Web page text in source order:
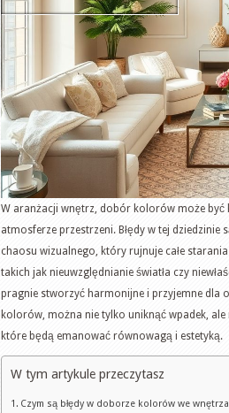
W aranżacji wnętrz, dobór kolorów może być
atmosferze przestrzeni. Błędy w tej
chaosu wizualnego, który rujnuje całe
takich jak nieuwzględnianie światła czy
pragnie stworzyć harmonijne i przyjemne dla
kolorów, można nie tylko uniknąć wpadek,
które będą emanować równowagą i estetyką.
W tym artykule przeczytasz
Czym są błędy w doborze kolorów we